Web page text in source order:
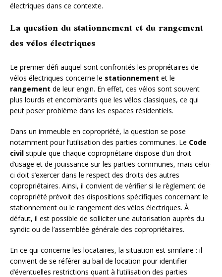
électriques dans ce contexte.
La question du stationnement et du rangement
des vélos électriques
Le premier défi auquel sont confrontés les propriétaires de
vélos électriques concerne le stationnement et le
rangement de leur engin. En effet, ces vélos sont souvent
plus lourds et encombrants que les vélos classiques, ce qui
peut poser problème dans les espaces résidentiels.
Dans un immeuble en copropriété, la question se pose
notamment pour l’utilisation des parties communes. Le Code
civil stipule que chaque copropriétaire dispose d’un droit
d’usage et de jouissance sur les parties communes, mais celui-
ci doit s’exercer dans le respect des droits des autres
copropriétaires. Ainsi, il convient de vérifier si le règlement de
copropriété prévoit des dispositions spécifiques concernant le
stationnement ou le rangement des vélos électriques. À
défaut, il est possible de solliciter une autorisation auprès du
syndic ou de l’assemblée générale des copropriétaires.
En ce qui concerne les locataires, la situation est similaire : il
convient de se référer au bail de location pour identifier
d’éventuelles restrictions quant à l’utilisation des parties